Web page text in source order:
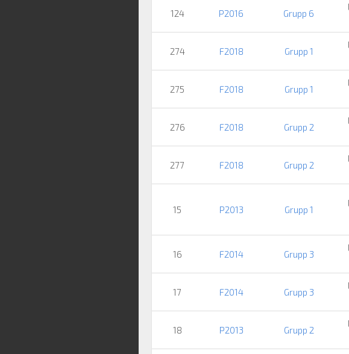
124 P2016 Grupp 6
274 F2018 Grupp 1
275 F2018 Grupp 1
276 F2018 Grupp 2
277 F2018 Grupp 2
15 P2013 Grupp 1
16 F2014 Grupp 3
17 F2014 Grupp 3
18 P2013 Grupp 2